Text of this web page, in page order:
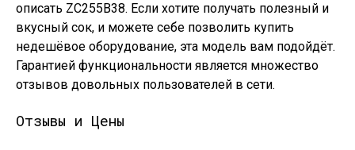
описать ZC255B38. Если хотите получать полезный и
вкусный сок, и можете себе позволить купить
недешёвое оборудование, эта модель вам подойдёт.
Гарантией функциональности является множество
отзывов довольных пользователей в сети.
Отзывы и Цены